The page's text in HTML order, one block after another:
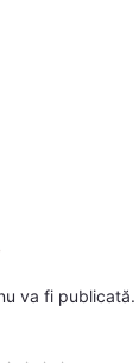
va fi publicată.